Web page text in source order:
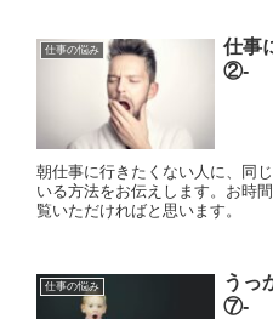
仕事の悩み
仕事
②‐
朝仕事に行きたくない人に、同
いる方法をお伝えします。お時
覧いただければと思います。
仕事の悩み
うっ
⑦‐